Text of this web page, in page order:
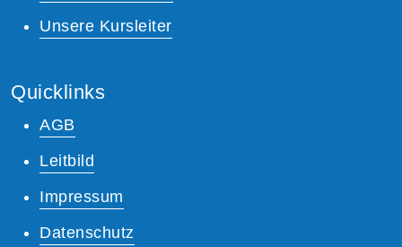
Unsere Kursleiter
Quicklinks
AGB
Leitbild
Impressum
Datenschutz